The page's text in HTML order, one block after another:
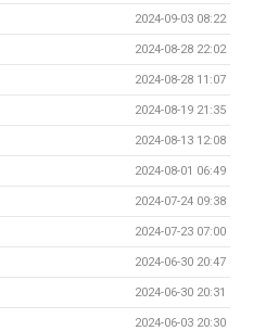
2024-09-03 08:22
2024-08-28 22:02
2024-08-28 11:07
2024-08-19 21:35
2024-08-13 12:08
2024-08-01 06:49
2024-07-24 09:38
2024-07-23 07:00
2024-06-30 20:47
2024-06-30 20:31
2024-06-03 20:30